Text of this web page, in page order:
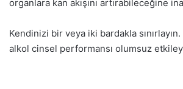
organlara kan akışını artırabileceğine
Kendinizi bir veya iki bardakla
alkol cinsel performansı olumsuz